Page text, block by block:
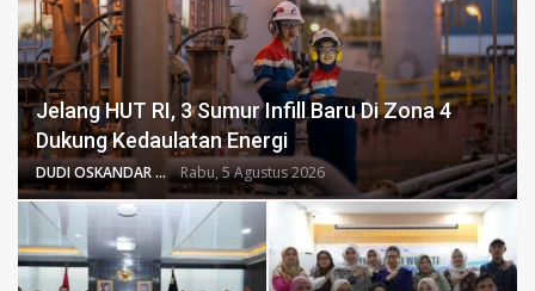
Jelang HUT RI, 3 Sumur Infill Baru Di Zona 4
Dukung Kedaulatan Energi
DUDI OSKANDAR Rabu, 5 Agustus 2026